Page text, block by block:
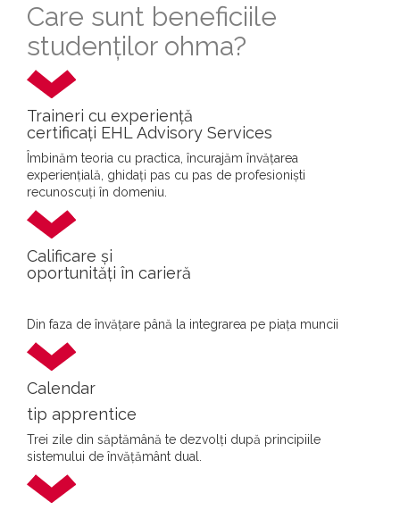
Care sunt beneficiile
studenților ohma?
Traineri cu experiență
certificați EHL Advisory Services
Îmbinăm teoria cu practica, încurajăm învățarea
experiențială, ghidați pas cu pas de profesioniști
recunoscuți în domeniu.
Calificare și
oportunități în carieră
Din faza de învățare până la integrarea pe piața muncii
Calendar
tip apprentice
Trei zile din săptămână te dezvolți după principiile
sistemului de învățământ dual.